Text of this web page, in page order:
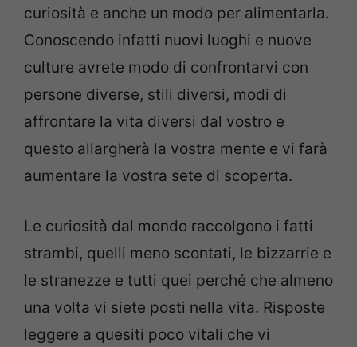
curiosità e anche un modo per alimentarla.
Conoscendo infatti nuovi luoghi e nuove
culture avrete modo di confrontarvi con
persone diverse, stili diversi, modi di
affrontare la vita diversi dal vostro e
questo allargherà la vostra mente e vi farà
aumentare la vostra sete di scoperta.
Le curiosità dal mondo raccolgono i fatti
strambi, quelli meno scontati, le bizzarrie e
le stranezze e tutti quei perché che almeno
una volta vi siete posti nella vita. Risposte
leggere a quesiti poco vitali che vi